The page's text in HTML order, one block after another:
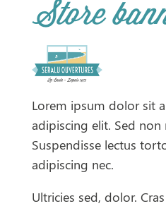
Store
Lorem ipsum dolor sit
adipiscing elit. Sed non
Suspendisse lectus
adipiscing nec.
Ultricies sed, dolor.